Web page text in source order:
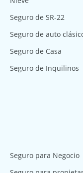
Seguro de SR-22
Seguro de auto
Seguro de Casa
Seguro de Inquilinos
Seguro para Negocio